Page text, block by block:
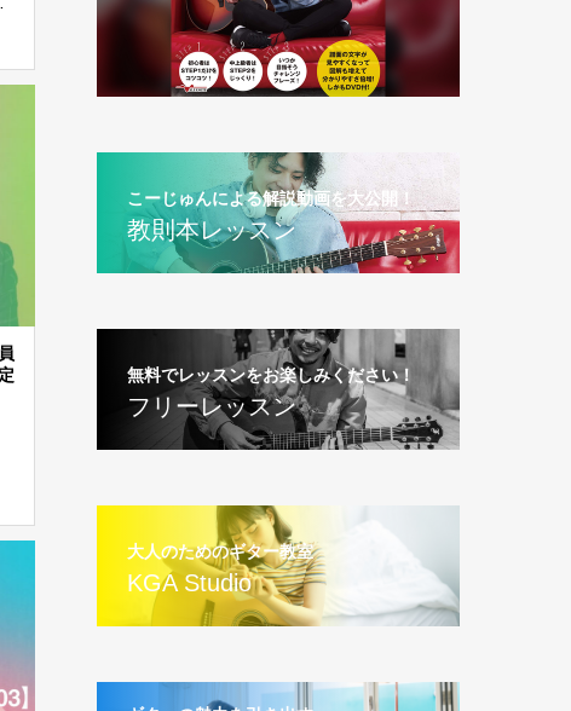
こーじゅんによる解説動画を大公開！
教則本レッスン
無料でレッスンをお楽しみください！
フリーレッスン
大人のためのギター教室
KGA Studio